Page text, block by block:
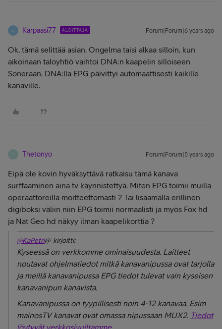
K Karpaasi77 ALOITTAJA Forum|Forum|6 years ago
Ok, tämä selittää asian. Ongelma taisi alkaa silloin, kun
aikoinaan taloyhtiö vaihtoi DNA:n kaapelin silloiseen
Soneraan. DNA:lla EPG päivittyi automaattisesti kaikille
kanaville.
T Thetonyo Forum|Forum|5 years ago
Eipä ole kovin hyväksyttävä ratkaisu tämä kanava
surffaaminen aina tv käynnistettyä. Miten EPG toimii muilla
operaattoreilla moitteettomasti ? Tai lisäämällä erillinen
digiboksi väliin niin EPG toimii normaalisti ja myös Fox hd
ja Nat Geo hd näkyy ilman kaapelikorttia ?
@KaPetri@ kirjoitti:
Kyseessä on verkkomme ominaisuudesta. Laitteet
noutavat ohjelmatiedot mitkä kanavanipussa ovat tarjolla
ja meillä kanavanipussa EPG tiedot tulevat vain kyseisen
kanavanipun kanavista.
Kanavanipussa on tyypillisesti noin 4-12 kanavaa. Esim
mainosTV kanavat ovat omassa nipussaan MUX2. Tiedot
löytyvät verkkosivuiltamme.